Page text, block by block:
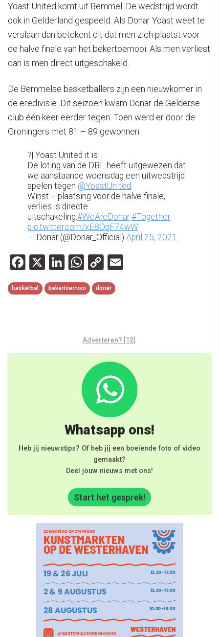
Yoast United komt uit Bemmel. De wedstrijd wordt
ook in Gelderland gespeeld. Als Donar Yoast weet te
verslaan dan betekent dit dat men zich plaatst voor
de halve finale van het bekertoernooi. Als men verliest
dan is men direct uitgeschakeld.
De Bemmelse basketballers zijn een nieuwkomer in
de eredivisie. Dit seizoen kwam Donar de Gelderse
club één keer eerder tegen. Toen werd er door de
Groningers met 81 – 89 gewonnen.
?| Yoast United it is!
De loting van de DBL heeft uitgewezen dat
we aanstaande woensdag een uitwedstrijd
spelen tegen @YoastUnited
Winst = plaatsing voor de halve finale,
verlies is directe
uitschakeling. #WeAreDonar #Together
pic.twitter.com/xE8OqF74wW
— Donar (@Donar_Official) April 25, 2021
Facebook
X LinkedIn
WhatsApp
Copy
Link
basketbal bekertoernooi donar
Adverteren? [12]
Whatsapp ons!
Heb jij nieuwstips? Of heb jij een boeiende foto of video
gemaakt?
Deel jouw nieuws met ons!
Start het gesprek!